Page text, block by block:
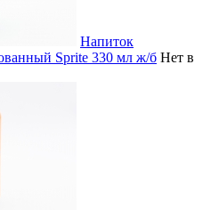
Напиток
Sprite 330 мл ж/б Нет в